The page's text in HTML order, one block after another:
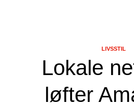
Lokale
løfter
LIVSSTIL